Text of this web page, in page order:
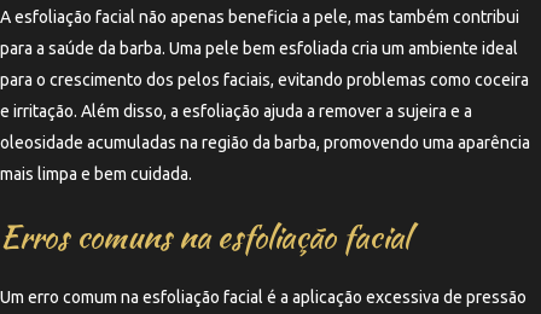
A esfoliação facial não apenas beneficia a pele, mas também contribui
para a saúde da barba. Uma pele bem esfoliada cria um ambiente ideal
para o crescimento dos pelos faciais, evitando problemas como coceira
e irritação. Além disso, a esfoliação ajuda a remover a sujeira e a
oleosidade acumuladas na região da barba, promovendo uma aparência
mais limpa e bem cuidada.
Erros comuns na esfoliação facial
Um erro comum na esfoliação facial é a aplicação excessiva de pressão